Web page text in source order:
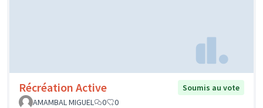
Récréation Active
Soumis au vote
AMAMBAL MIGUEL
0 0